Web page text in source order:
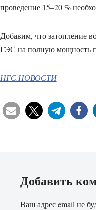
проведение 15–20 %
Добавим, что затопление
ГЭС на полную мощность
НГС.НОВОСТИ
Добавить
Ваш адрес email не